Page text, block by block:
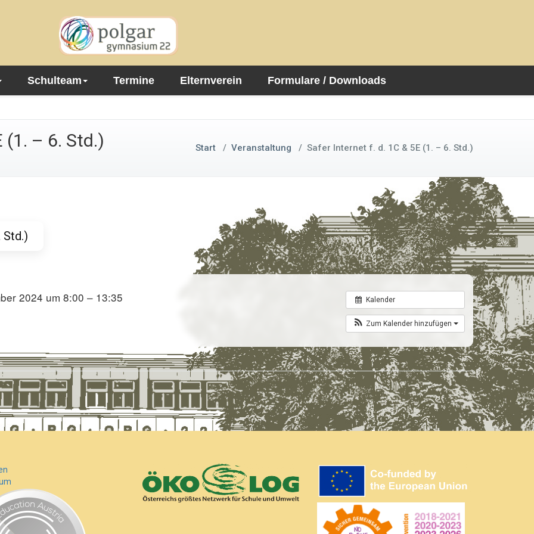
Schulteam Termine Elternverein Formulare / Downloads
(1. – 6. Std.) Start / Veranstaltung / Safer Internet f. d. 1C & 5E (1. – 6. Std.)
Std.)
Kalender
Zum Kalender hinzufügen
2024 um 8:00 – 13:35